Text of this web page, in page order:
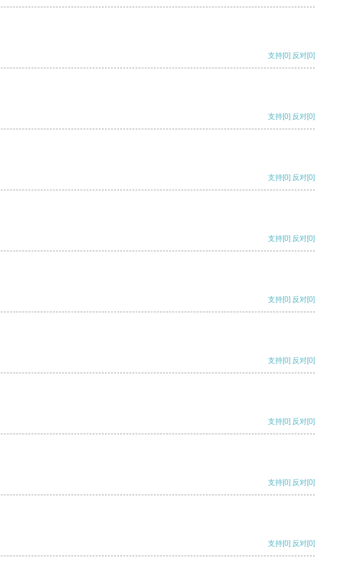
支持[0] 反对[0]
支持[0] 反对[0]
支持[0] 反对[0]
支持[0] 反对[0]
支持[0] 反对[0]
支持[0] 反对[0]
支持[0] 反对[0]
支持[0] 反对[0]
支持[0] 反对[0]